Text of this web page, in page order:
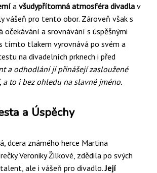
a všudypřítomná atmosféra divadla v
vášeň pro tento obor. Zároveň však s
očekávání a srovnávání s úspěšnými
tímto tlakem vyrovnává po svém a
na divadelních prknech i před
a odhodlání jí přinášejí zasloužené
a to i bez ohledu na slavné jméno.
a Úspěchy
dcera známého herce Martina
Veroniky Žilkové, zdědila po svých
ale i vášeň pro divadlo.Její